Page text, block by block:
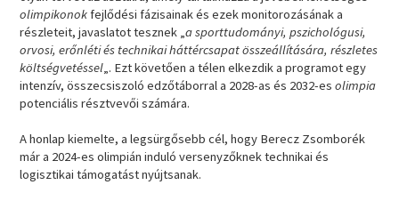
olimpikonokfejlődési fázisainak és ezek monitorozásának a
részleteit, javaslatot tesznek „a sporttudományi, pszichológusi,
orvosi, erőnléti és technikai háttércsapat összeállítására, részletes
költségvetéssel„. Ezt követően a télen elkezdik a programot egy
intenzív, összecsiszoló edzőtáborral a 2028-as és 2032-esolimpia
potenciális résztvevői számára.
A honlap kiemelte, a legsürgősebb cél, hogy Berecz Zsomborék
már a 2024-es olimpián induló versenyzőknek technikai és
logisztikai támogatást nyújtsanak.